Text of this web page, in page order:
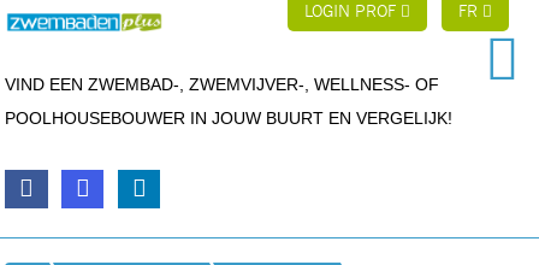
LOGIN PROF FR
VIND EEN ZWEMBAD-, ZWEMVIJVER-, WELLNESS- OF
POOLHOUSEBOUWER IN JOUW BUURT EN VERGELIJK!